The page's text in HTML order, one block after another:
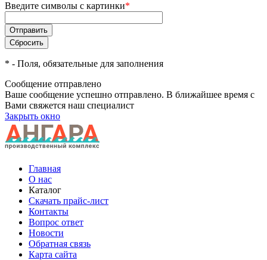
Введите символы с картинки*
* - Поля, обязательные для заполнения
Сообщение отправлено
Ваше сообщение успешно отправлено. В ближайшее время с
Вами свяжется наш специалист
Закрыть окно
Главная
О нас
Каталог
Скачать прайс-лист
Контакты
Вопрос ответ
Новости
Обратная связь
Карта сайта